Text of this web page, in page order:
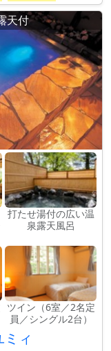
天付
打たせ湯付の広い温
泉露天風呂
ツイン（6室／2名定
員／シングル2台）
ィ